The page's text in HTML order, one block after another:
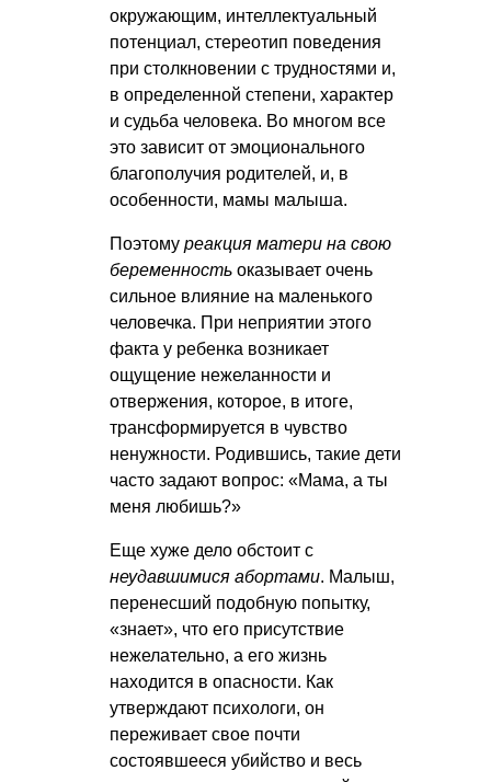
окружающим, интеллектуальный
потенциал, стереотип поведения
при столкновении с трудностями и,
в определенной степени, характер
и судьба человека. Во многом все
это зависит от эмоционального
благополучия родителей, и, в
особенности, мамы малыша.
Поэтому реакция матери на свою
беременность оказывает очень
сильное влияние на маленького
человечка. При неприятии этого
факта у ребенка возникает
ощущение нежеланности и
отвержения, которое, в итоге,
трансформируется в чувство
ненужности. Родившись, такие дети
часто задают вопрос: «Мама, а ты
меня любишь?»
Еще хуже дело обстоит с
неудавшимися абортами. Малыш,
перенесший подобную попытку,
«знает», что его присутствие
нежелательно, а его жизнь
находится в опасности. Как
утверждают психологи, он
переживает свое почти
состоявшееся убийство и весь